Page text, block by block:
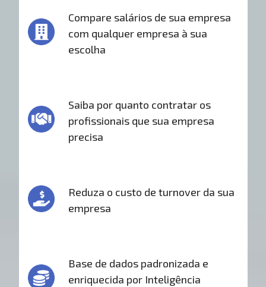
Compare salários de sua empresa
com qualquer empresa à sua
escolha
Saiba por quanto contratar os
profissionais que sua empresa
precisa
Reduza o custo de turnover da sua
empresa
Base de dados padronizada e
enriquecida por Inteligência